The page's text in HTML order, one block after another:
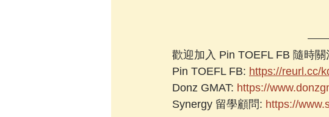
歡迎加入 Pin TOEFL FB 隨時
Pin TOEFL FB: https://reurl.cc/
Donz GMAT: https://
Synergy 留學顧問: https://